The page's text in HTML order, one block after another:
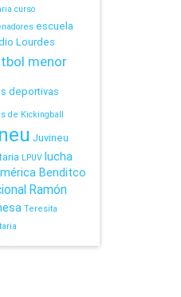
curso
escuela
Lourdes
menor
deportivas
de Kickingball
Juvineu
LPUV lucha
Benditco
Ramón
Teresita